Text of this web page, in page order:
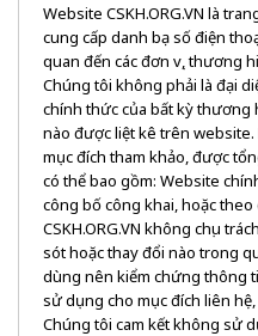
Website CSKH.ORG.VN là
cung cấp danh bạ số điện
quan đến các đơn vị, thương
Chúng tôi không phải là đại
chính thức của bất kỳ thương
nào được liệt kê trên
mục đích tham khảo, được
có thể bao gồm: Website
công bố công khai, hoặc theo
CSKH.ORG.VN không chịu
sót hoặc thay đổi nào trong
dùng nên kiểm chứng thông
sử dụng cho mục đích liên
Chúng tôi cam kết không sử